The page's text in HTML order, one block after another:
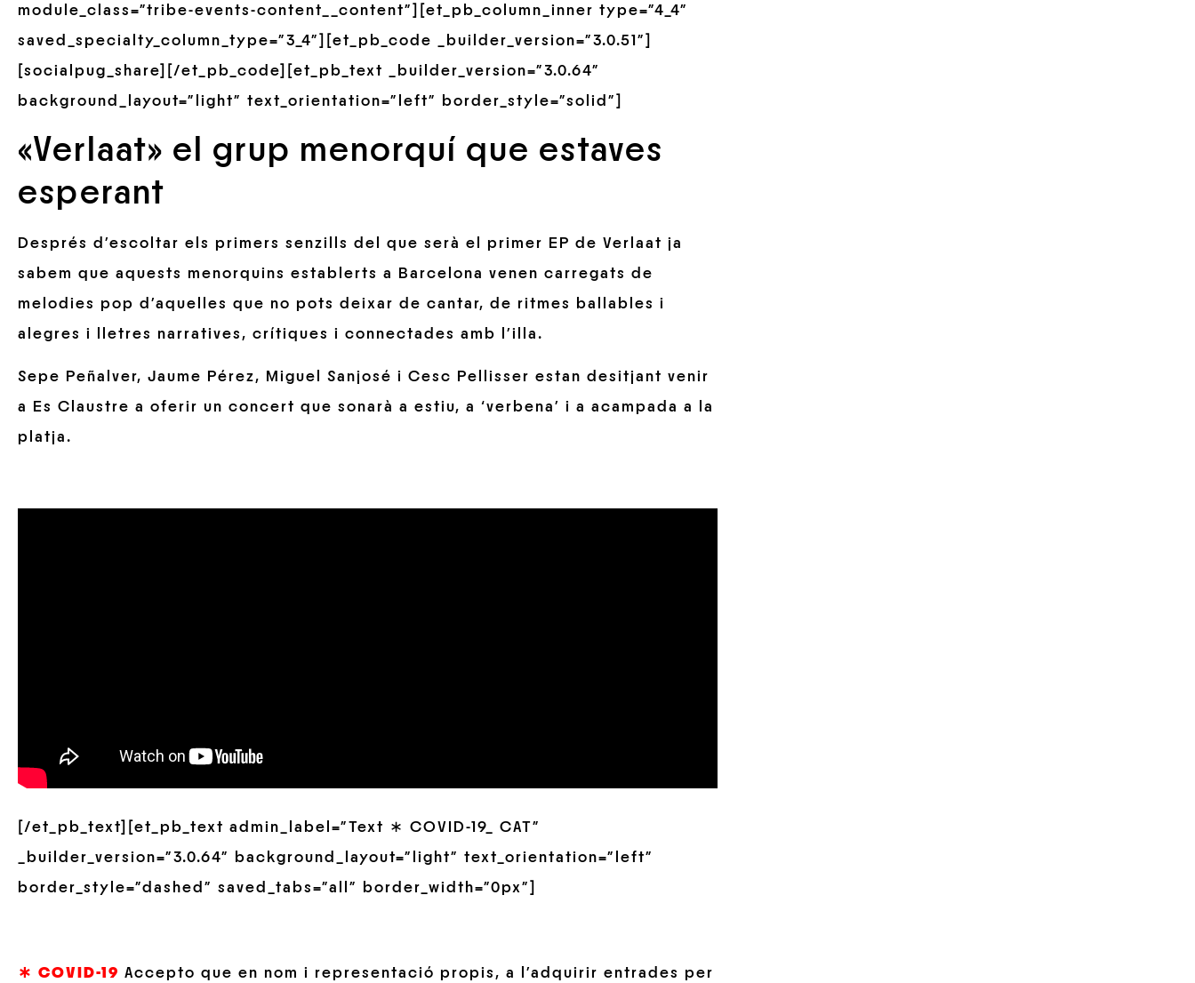
module_class=”tribe-events-content__content”][et_pb_column_inner type=”4_4″
saved_specialty_column_type=”3_4″][et_pb_code _builder_version=”3.0.51″]
[socialpug_share][/et_pb_code][et_pb_text _builder_version=”3.0.64″
background_layout=”light” text_orientation=”left” border_style=”solid”]
«Verlaat» el grup menorquí que estaves
esperant
Després d’escoltar els primers senzills del que serà el primer EP de Verlaat ja
sabem que aquests menorquins establerts a Barcelona venen carregats de
melodies pop d’aquelles que no pots deixar de cantar, de ritmes ballables i
alegres i lletres narratives, crítiques i connectades amb l’illa.
Sepe Peñalver, Jaume Pérez, Miguel Sanjosé i Cesc Pellisser estan desitjant venir
a Es Claustre a oferir un concert que sonarà a estiu, a ‘verbena’ i a acampada a la
platja.
[/et_pb_text][et_pb_text admin_label=”Text ∗ COVID-19_ CAT”
_builder_version=”3.0.64″ background_layout=”light” text_orientation=”left”
border_style=”dashed” saved_tabs=”all” border_width=”0px”]
∗ COVID-19 Accepto que en nom i representació propis, a l’adquirir entrades per